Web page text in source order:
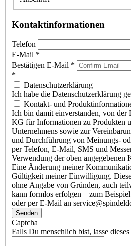
Kontaktinformationen
Telefon
E-Mail *
Bestätigen E-Mail *
*
Datenschutzerklärung
Ich habe die Datenschutzerklärung
Kontakt- und
Ich bin damit einverstanden, von
KG für Informationen zu Produkten
Unternehmens sowie zur
und Durchführung von Meinungs-
per Telefon, E-Mail, SMS und
Verwendung der oben angegebenen
Eine Änderung meiner
Gültigkeit meiner Einwilligung.
ohne Angabe von Gründen, auch
kann formlos erfolgen – zum
oder per E-Mail an
Senden
Captcha
Falls Du menschlich bist, lasse dieses